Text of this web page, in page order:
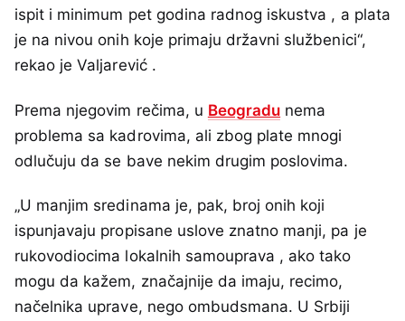
ispit i minimum pet godina radnog iskustva , a plata
je na nivou onih koje primaju državni službenici“,
rekao je Valjarević .
Prema njegovim rečima, u Beogradu nema
problema sa kadrovima, ali zbog plate mnogi
odlučuju da se bave nekim drugim poslovima.
„U manjim sredinama je, pak, broj onih koji
ispunjavaju propisane uslove znatno manji, pa je
rukovodiocima lokalnih samouprava , ako tako
mogu da kažem, značajnije da imaju, recimo,
načelnika uprave, nego ombudsmana. U Srbiji